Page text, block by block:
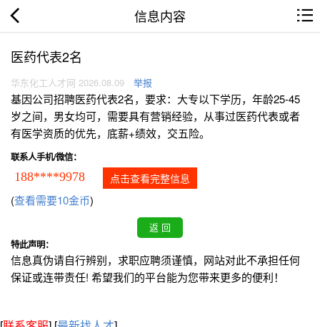
信息内容
医药代表2名
华东化工人才网 2026.08.09 举报
基因公司招聘医药代表2名，要求：大专以下学历，年龄25-45
岁之间，男女均可，需要具有营销经验，从事过医药代表或者
有医学资质的优先，底薪+绩效，交五险。
联系人手机/微信：
188****9978 点击查看完整信息
(查看需要10金币)
特此声明：
信息真伪请自行辨别，求职应聘须谨慎，网站对此不承担任何
保证或连带责任! 希望我们的平台能为您带来更多的便利！